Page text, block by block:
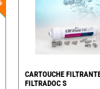
CARTOUCHE
FILTRADOC S